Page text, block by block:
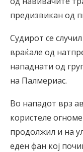
предизвикан од
Судирот се
враќале од
нападнати од
на Палмериас.
Во нападот врз
користеле
продолжил и на
еден фан кој